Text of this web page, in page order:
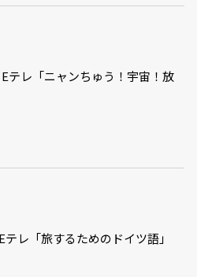
レ「ニャンちゅう！宇宙！放
テレ「旅するためのドイツ語」